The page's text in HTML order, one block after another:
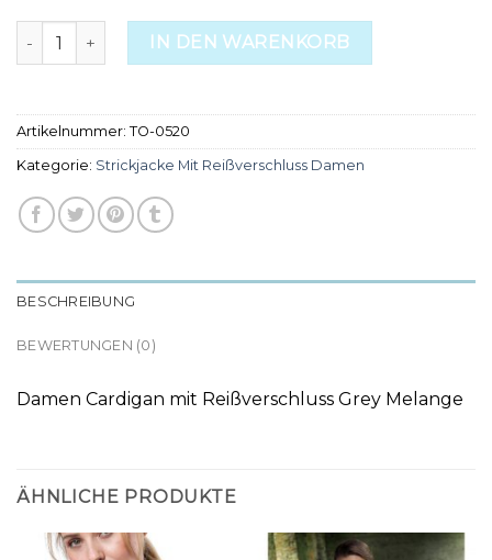
strickjacke mit reißverschluss damen Menge
IN DEN WARENKORB
Artikelnummer: TO-0520
Kategorie: Strickjacke Mit Reißverschluss Damen
BESCHREIBUNG
BEWERTUNGEN (0)
Damen Cardigan mit Reißverschluss Grey Melange
ÄHNLICHE PRODUKTE